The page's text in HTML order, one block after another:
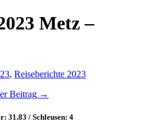
Metz –
, Reiseberichte 2023
Beitrag →
31.83 / Schleusen: 4